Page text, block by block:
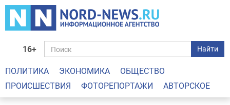
16+ Найти
ПОЛИТИКА ЭКОНОМИКА
ОБЩЕСТВО
ПРОИСШЕСТВИЯ
ФОТОРЕПОРТАЖИ АВТОРСКОЕ